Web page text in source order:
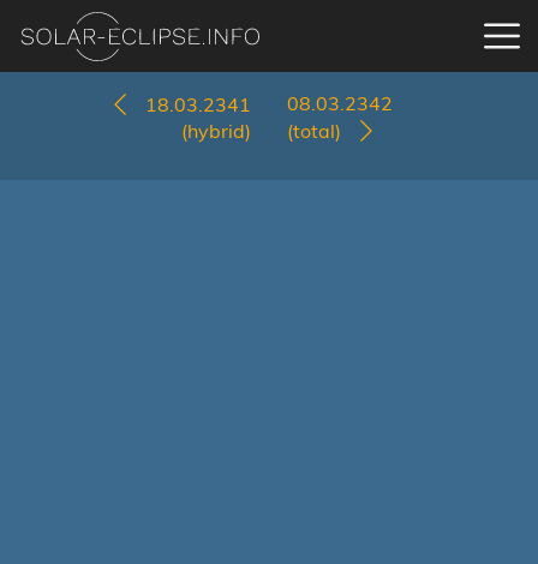
18.03.2341
(hybrid)
08.03.2342
(total)